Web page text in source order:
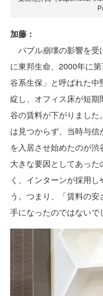
加藤：
バブル崩壊の影響を受
に東邦生命、2000年に
谷系生保」と呼ばれた
綻し、オフィス床が短
谷の賃料が下がりまし
は見つからず、当時与
を入居させ始めたのが
大きな要因としてあっ
く、インターンが採用
う。つまり、「賃料の
手になったのではないで